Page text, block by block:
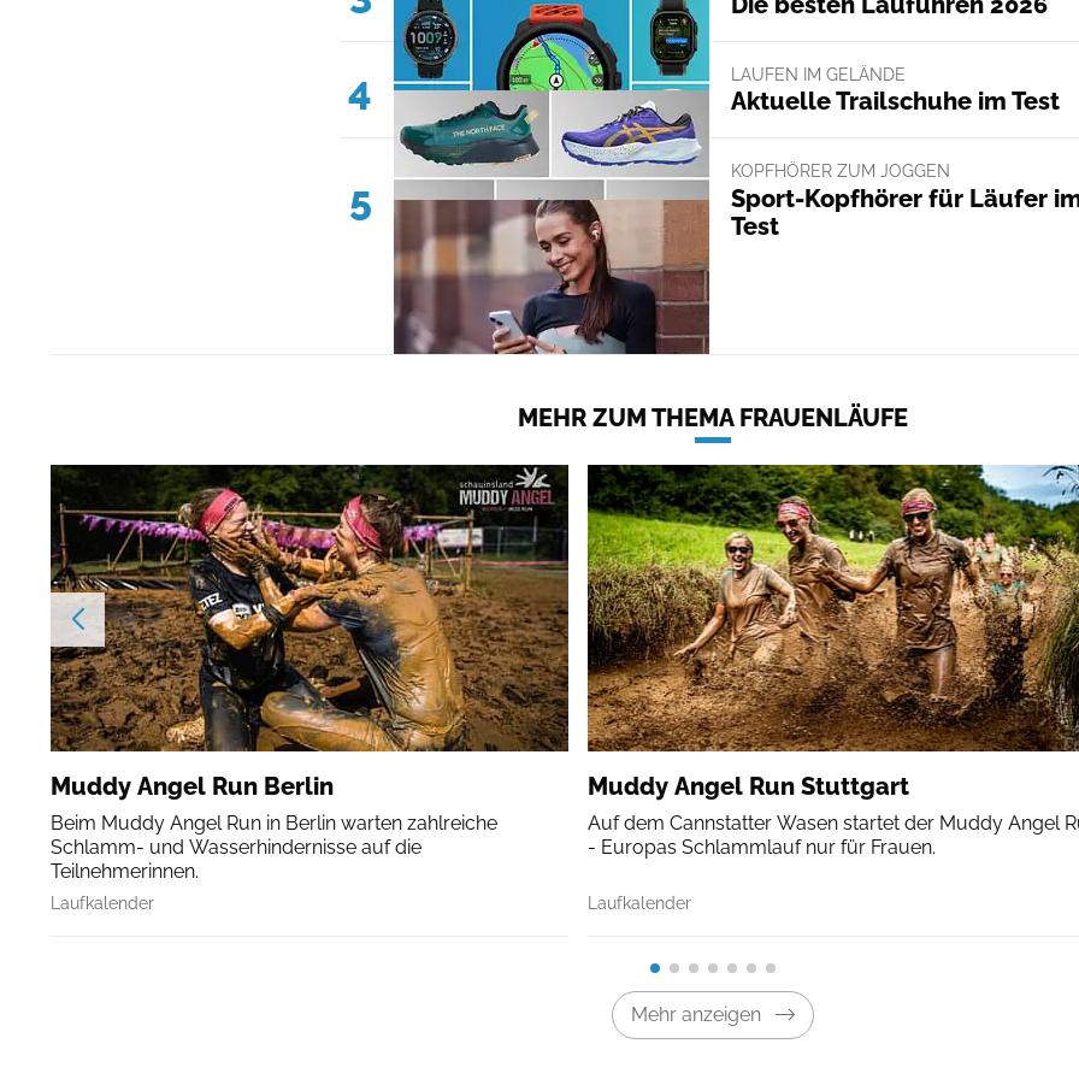
4 LAUFEN IM GELÄNDE
Aktuelle Trailschuhe im Test
5
KOPFHÖRER ZUM JOGGEN
Sport-Kopfhörer für Läufer
Test
MEHR ZUM THEMA FRAUENLÄUFE
Muddy Angel Run Berlin
Beim Muddy Angel Run in Berlin warten zahlreiche
Schlamm- und Wasserhindernisse auf die
Teilnehmerinnen.
Laufkalender
Muddy Angel Run Stuttgart
Auf dem Cannstatter Wasen startet der Muddy Angel
- Europas Schlammlauf nur für Frauen.
Laufkalender
Mehr anzeigen